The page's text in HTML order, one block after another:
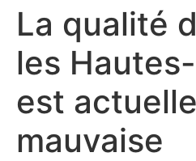
La qualité
les
est
mauvaise